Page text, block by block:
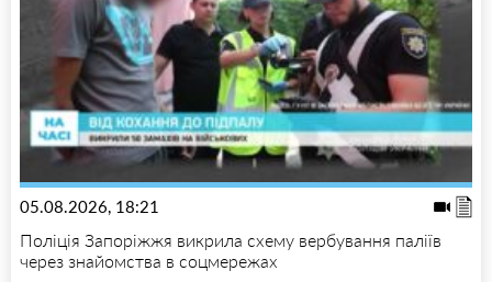
05.08.2026, 18:21
Поліція Запоріжжя викрила схему вербування паліїв
через знайомства в соцмережах